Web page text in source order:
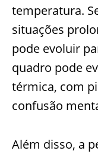
temperatura.
situações
pode evoluir
quadro pode
térmica, com
confusão
Além disso, a